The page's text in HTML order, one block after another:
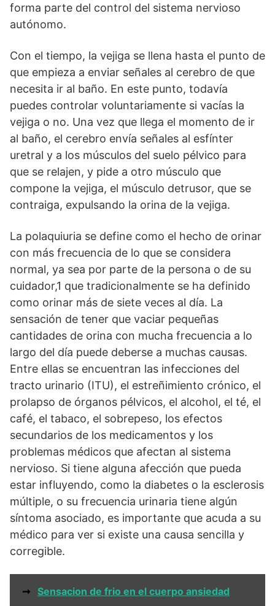
forma parte del control del sistema nervioso
autónomo.
Con el tiempo, la vejiga se llena hasta el punto de
que empieza a enviar señales al cerebro de que
necesita ir al baño. En este punto, todavía
puedes controlar voluntariamente si vacías la
vejiga o no. Una vez que llega el momento de ir
al baño, el cerebro envía señales al esfínter
uretral y a los músculos del suelo pélvico para
que se relajen, y pide a otro músculo que
compone la vejiga, el músculo detrusor, que se
contraiga, expulsando la orina de la vejiga.
La polaquiuria se define como el hecho de orinar
con más frecuencia de lo que se considera
normal, ya sea por parte de la persona o de su
cuidador,1 que tradicionalmente se ha definido
como orinar más de siete veces al día. La
sensación de tener que vaciar pequeñas
cantidades de orina con mucha frecuencia a lo
largo del día puede deberse a muchas causas.
Entre ellas se encuentran las infecciones del
tracto urinario (ITU), el estreñimiento crónico, el
prolapso de órganos pélvicos, el alcohol, el té, el
café, el tabaco, el sobrepeso, los efectos
secundarios de los medicamentos y los
problemas médicos que afectan al sistema
nervioso. Si tiene alguna afección que pueda
estar influyendo, como la diabetes o la esclerosis
múltiple, o su frecuencia urinaria tiene algún
síntoma asociado, es importante que acuda a su
médico para ver si existe una causa sencilla y
corregible.
➞ Sensacion de frio en el cuerpo ansiedad